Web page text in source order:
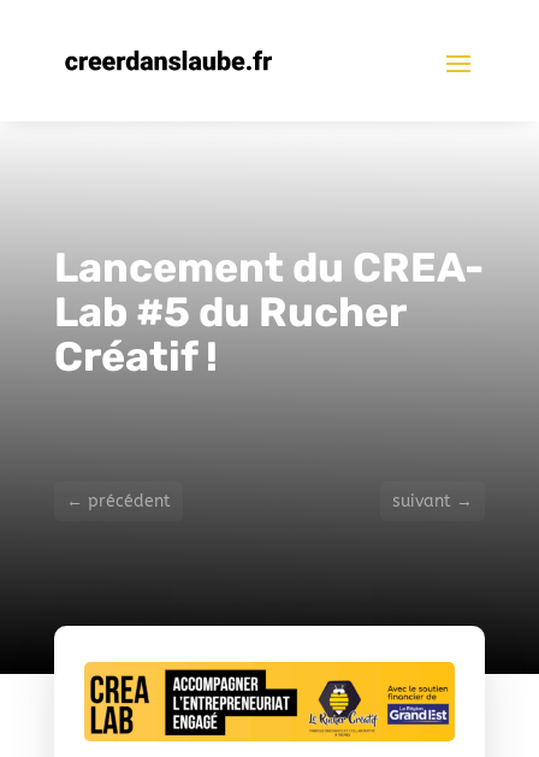
Lancement du CREA-
Lab #5 du Rucher
Créatif !
← précédent suivant →